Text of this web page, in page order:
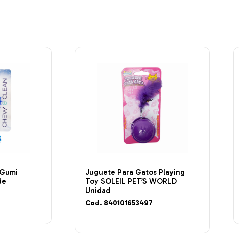
Juguete Para Gatos Playing
Toy SOLEIL PET’S WORLD
Unidad
Cod. 840101653497